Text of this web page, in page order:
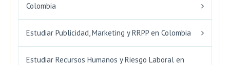
Colombia
Estudiar Publicidad, Marketing y RRPP en Colombia
Estudiar Recursos Humanos y Riesgo Laboral en